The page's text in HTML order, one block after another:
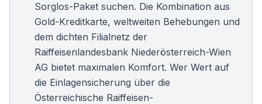
Sorglos-Paket suchen. Die Kombination aus
Gold-Kreditkarte, weltweiten Behebungen und
dem dichten Filialnetz der
Raiffeisenlandesbank Niederösterreich-Wien
AG bietet maximalen Komfort. Wer Wert auf
die Einlagensicherung über die
Österreichische Raiffeisen-